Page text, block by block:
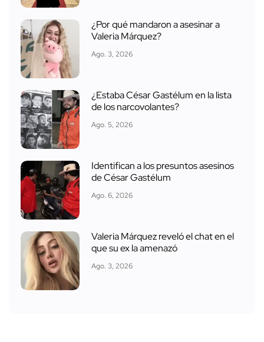
¿Por qué mandaron a asesinar a
Valeria Márquez?
Ago. 3, 2026
¿Estaba César Gastélum en la lista
de los narcovolantes?
Ago. 5, 2026
Identifican a los presuntos asesinos
de César Gastélum
Ago. 6, 2026
Valeria Márquez reveló el chat en el
que su ex la amenazó
Ago. 3, 2026